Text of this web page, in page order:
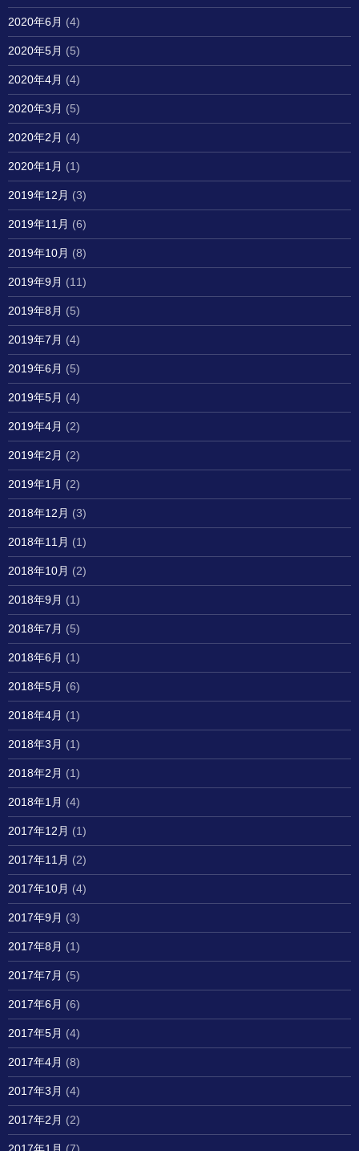
2020年6月 (4)
2020年5月 (5)
2020年4月 (4)
2020年3月 (5)
2020年2月 (4)
2020年1月 (1)
2019年12月 (3)
2019年11月 (6)
2019年10月 (8)
2019年9月 (11)
2019年8月 (5)
2019年7月 (4)
2019年6月 (5)
2019年5月 (4)
2019年4月 (2)
2019年2月 (2)
2019年1月 (2)
2018年12月 (3)
2018年11月 (1)
2018年10月 (2)
2018年9月 (1)
2018年7月 (5)
2018年6月 (1)
2018年5月 (6)
2018年4月 (1)
2018年3月 (1)
2018年2月 (1)
2018年1月 (4)
2017年12月 (1)
2017年11月 (2)
2017年10月 (4)
2017年9月 (3)
2017年8月 (1)
2017年7月 (5)
2017年6月 (6)
2017年5月 (4)
2017年4月 (8)
2017年3月 (4)
2017年2月 (2)
2017年1月 (7)